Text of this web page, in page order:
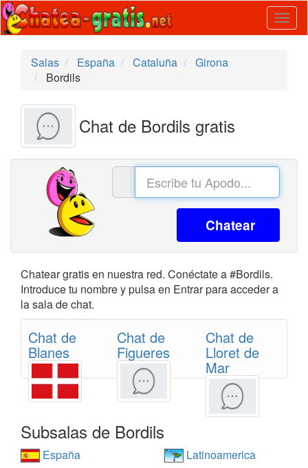
Salas
España Cataluña
Girona
Bordils
Chat de Bordils gratis
Chatear
Chatear gratis en nuestra red. Conéctate a #Bordils.
Introduce tu nombre y pulsa en Entrar para acceder a
la sala de chat.
Chat de
Blanes
Chat de
Figueres
Chat de
Lloret de
Mar
Subsalas de Bordils
España
Latinoamerica